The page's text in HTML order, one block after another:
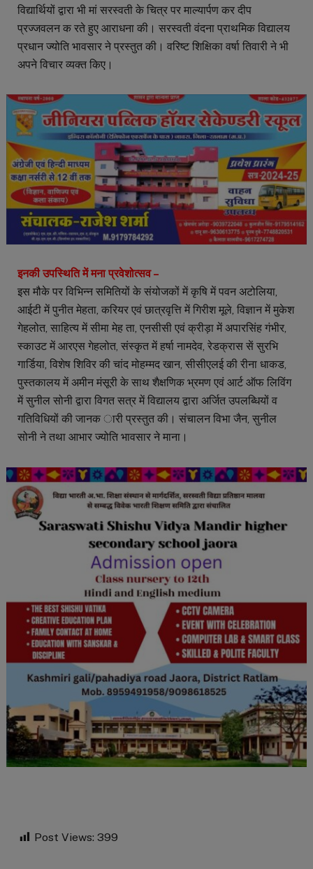
विद्यार्थियों द्वारा भी मां सरस्वती के चित्र पर माल्यार्पण कर दीप
प्रज्जवलन क रते हुए आराधना की। सरस्वती वंदना प्राथमिक विद्यालय
प्रधान ज्योति भावसार ने प्रस्तुत की। वरिष्ट शिक्षिका वर्षा तिवारी ने भी
अपने विचार व्यक्त किए।
इनकी उपस्थिति में मना प्रवेशोत्सव –
इस मौके पर विभिन्न समितियों के संयोजकों में कृषि में पवन अटोलिया,
आईटी में पुनीत मेहता, करियर एवं छात्रवृत्ति में गिरीश मूले, विज्ञान में मुकेश
गेहलोत, साहित्य में सीमा मेह ता, एनसीसी एवं क्रीड़ा में अपारसिंह गंभीर,
स्काउट में आरएस गेहलोत, संस्कृत में हर्षा नामदेव, रेडक्रास सें सुरभि
गार्डिया, विशेष शिविर की चांद मोहम्मद खान, सीसीएलई की रीना धाकड,
पुस्तकालय में अमीन मंसूरी के साथ शैक्षणिक भ्रमण एवं आर्ट ऑफ लिविंग
में सुनील सोनी द्वारा विगत सत्र में विद्यालय द्वारा अर्जित उपलब्धियों व
गतिविधियों की जानक ारी प्रस्तुत की। संचालन विभा जैन, सुनील
सोनी ने तथा आभार ज्योति भावसार ने माना।
Post Views: 399